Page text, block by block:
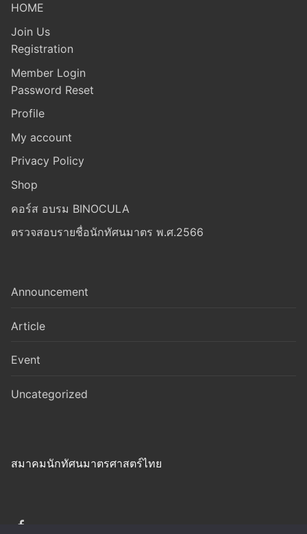
HOME
Join Us
Registration
Member Login
Password Reset
Profile
My account
Privacy Policy
Shop
คอร์ส อบรม BINOCULA
ตรวจสอบรายชื่อนักทัศนมาตร พ.ศ.2566
Announcement
Article
Event
Uncategorized
สมาคมนักทัศนมาตรศาสตร์ไทย